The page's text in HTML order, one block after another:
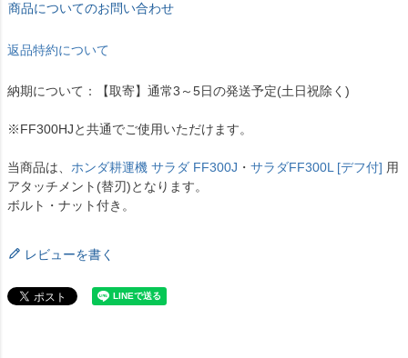
商品についてのお問い合わせ
返品特約について
納期について：【取寄】通常3～5日の発送予定(土日祝除く)
※FF300HJと共通でご使用いただけます。
当商品は、 ホンダ耕運機 サラダ FF300J ・ サラダFF300L [デフ付] 用
アタッチメント(替刃)となります。
ボルト・ナット付き。
レビューを書く